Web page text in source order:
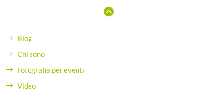
Blog
Chi sono
Fotografia per eventi
Video